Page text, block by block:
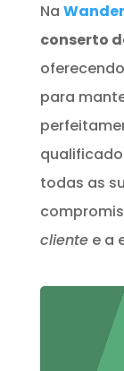
Na
conserto
para
todas as
clientee a